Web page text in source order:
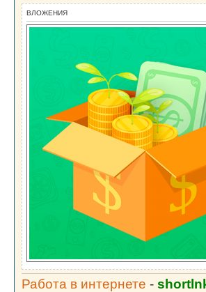
ВЛОЖЕНИЯ
Работа в интернете -